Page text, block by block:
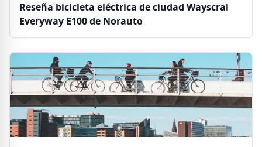
Reseña bicicleta eléctrica de ciudad Wayscral
Everyway E100 de Norauto